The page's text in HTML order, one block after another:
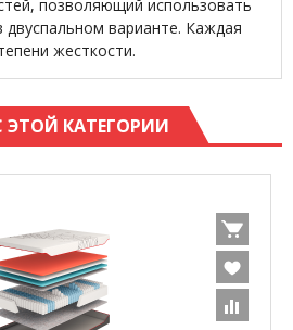
позволяющий использовать
двуспальном варианте. Каждая
жесткости.
ЭТОЙ КАТЕГОРИИ